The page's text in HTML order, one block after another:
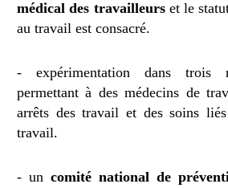
médical des travailleurs et le
au travail est consacré.
- expérimentation dans trois
permettant à des médecins de
arrêts des travail et des soins
travail.
- un comité national de